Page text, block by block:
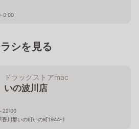
0:00
シを見る
ドラッグストアmac
いの波川店
22:00
吾川郡いの町いの町1944-1